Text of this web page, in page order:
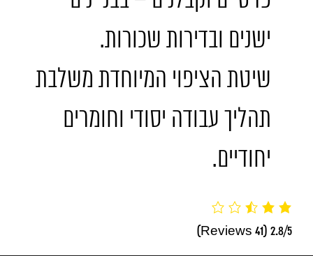
ישנים ובדירות שכורות.
שיטת הציפוי המיוחדת משלבת
תהליך עבודה יסודי וחומרים
יחודיים.
2.8/5
(41 Reviews)